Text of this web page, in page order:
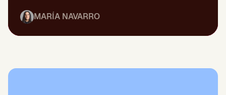
MARÍA NAVARRO